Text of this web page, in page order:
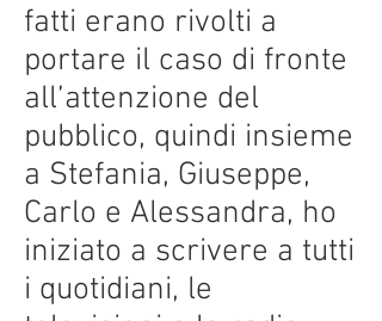
fatti erano rivolti a
portare il caso di fronte
all’attenzione del
pubblico, quindi insieme
a Stefania, Giuseppe,
Carlo e Alessandra, ho
iniziato a scrivere a tutti
i quotidiani, le